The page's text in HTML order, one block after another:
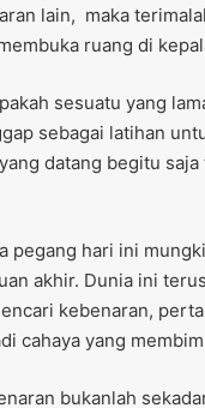
lain, maka
ruang di
sesuatu yang
sebagai latihan
datang begitu
pegang hari ini
akhir. Dunia ini
kebenaran,
cahaya yang
bukanlah